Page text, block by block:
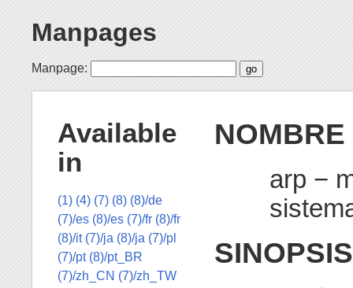
Manpages
Manpage:
NOMBRE
arp −
SINOPSIS
Available
in
(1) (4) (7) (8) (8)/de
(7)/es (8)/es (7)/fr (8)/fr
(8)/it (7)/ja (8)/ja (7)/pl
(7)/pt (8)/pt_BR
(7)/zh_CN (7)/zh_TW